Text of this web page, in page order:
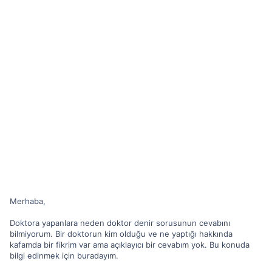
Merhaba,
Doktora yapanlara neden doktor denir sorusunun cevabını
bilmiyorum. Bir doktorun kim olduğu ve ne yaptığı hakkında
kafamda bir fikrim var ama açıklayıcı bir cevabım yok. Bu konuda
bilgi edinmek için buradayım.